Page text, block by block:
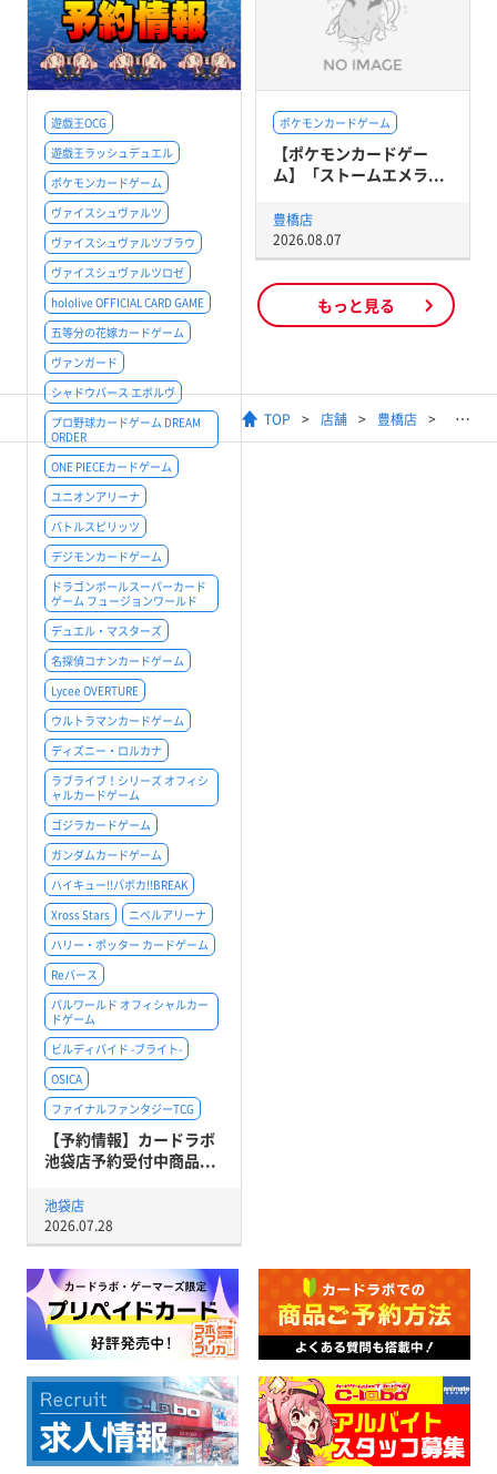
ポケモンカードゲーム
【ポケモンカードゲー
ム】「ストームエメラ...
豊橋店
2026.08.07
遊戯王OCG
遊戯王ラッシュデュエル
ポケモンカードゲーム
ヴァイスシュヴァルツ
ヴァイスシュヴァルツブラウ
ヴァイスシュヴァルツロゼ
hololive OFFICIAL CARD GAME
五等分の花嫁カードゲーム
ヴァンガード
シャドウバース エボルヴ
プロ野球カードゲーム DREAM
ORDER
ONE PIECEカードゲーム
ユニオンアリーナ
バトルスピリッツ
デジモンカードゲーム
ドラゴンボールスーパーカード
ゲーム フュージョンワールド
デュエル・マスターズ
名探偵コナンカードゲーム
Lycee OVERTURE
ウルトラマンカードゲーム
ディズニー・ロルカナ
ラブライブ！シリーズ オフィシ
ャルカードゲーム
ゴジラカードゲーム
ガンダムカードゲーム
ハイキュー!!バボカ!!BREAK
Xross Stars
ニベルアリーナ
ハリー・ポッター カードゲーム
Reバース
パルワールド オフィシャルカー
ドゲーム
ビルディバイド -ブライト-
OSICA
ファイナルファンタジーTCG
【予約情報】カードラボ
池袋店予約受付中商品...
池袋店
2026.07.28
もっと見る
TOP 店舗 豊橋店